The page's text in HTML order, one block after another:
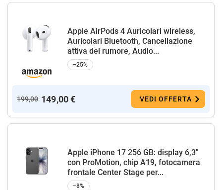
Apple AirPods 4 Auricolari wireless,
Auricolari Bluetooth, Cancellazione
attiva del rumore, Audio...
−25%
199,00 149,00 € VEDI OFFERTA
Apple iPhone 17 256 GB: display 6,3"
con ProMotion, chip A19, fotocamera
frontale Center Stage per...
−8%